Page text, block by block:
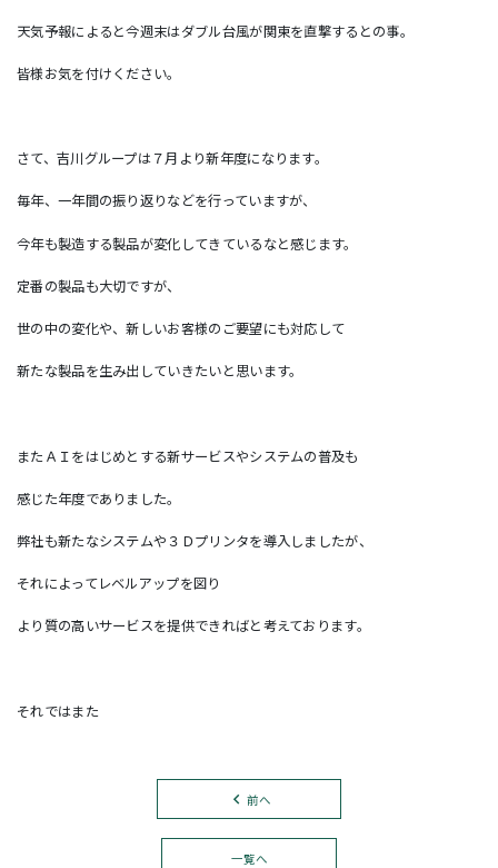
天気予報によると今週末はダブル台風が関東を直撃するとの事。
皆様お気を付けください。
さて、吉川グループは７月より新年度になります。
毎年、一年間の振り返りなどを行っていますが、
今年も製造する製品が変化してきているなと感じます。
定番の製品も大切ですが、
世の中の変化や、新しいお客様のご要望にも対応して
新たな製品を生み出していきたいと思います。
またＡＩをはじめとする新サービスやシステムの普及も
感じた年度でありました。
弊社も新たなシステムや３Ｄプリンタを導入しましたが、
それによってレベルアップを図り
より質の高いサービスを提供できればと考えております。
それではまた
前へ
一覧へ